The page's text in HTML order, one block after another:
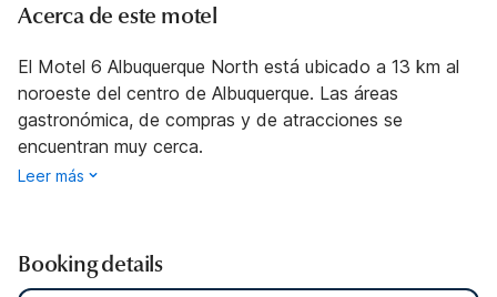
Acerca de este motel
El Motel 6 Albuquerque North está ubicado a 13 km al
noroeste del centro de Albuquerque. Las áreas
gastronómica, de compras y de atracciones se
encuentran muy cerca.
Leer más
Booking details